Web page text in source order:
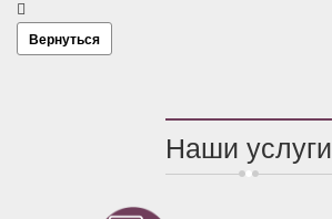
Вернуться
Наши услуги